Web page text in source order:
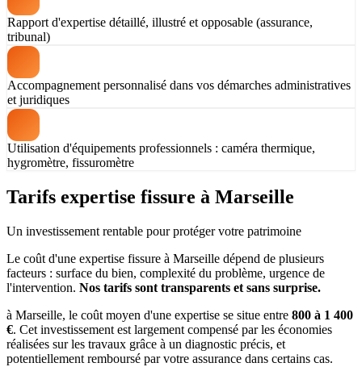
Rapport d'expertise détaillé, illustré et opposable (assurance,
tribunal)
Accompagnement personnalisé dans vos démarches administratives
et juridiques
Utilisation d'équipements professionnels : caméra thermique,
hygromètre, fissuromètre
Tarifs expertise fissure à Marseille
Un investissement rentable pour protéger votre patrimoine
Le coût d'une expertise fissure à Marseille dépend de plusieurs
facteurs : surface du bien, complexité du problème, urgence de
l'intervention. Nos tarifs sont transparents et sans surprise.
à Marseille, le coût moyen d'une expertise se situe entre 800 à 1 400
€. Cet investissement est largement compensé par les économies
réalisées sur les travaux grâce à un diagnostic précis, et
potentiellement remboursé par votre assurance dans certains cas.